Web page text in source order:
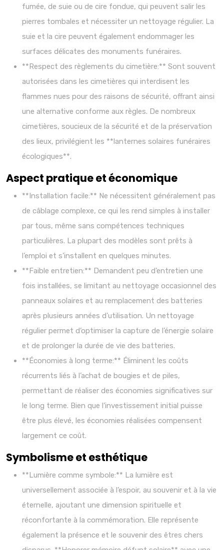
fumée, de suie ou de cire fondue, qui peuvent salir les
pierres tombales et nécessiter un nettoyage régulier. La
suie et la cire peuvent également endommager les
surfaces délicates des monuments funéraires.
**Respect des règlements du cimetière:** Sont souvent
autorisées dans les cimetières qui interdisent les
flammes nues pour des raisons de sécurité, offrant ainsi
une alternative conforme aux règles. De nombreux
cimetières, soucieux de la sécurité et de la préservation
des lieux, privilégient les **lanternes solaires funéraires
écologiques**.
Aspect pratique et économique
**Installation facile:** Ne nécessitent généralement pas
de câblage complexe, ce qui les rend simples à installer
par tous, même sans compétences techniques
particulières. La plupart des modèles sont prêts à
l’emploi et s’installent en quelques minutes.
**Faible entretien:** Demandent peu d’entretien une
fois installées, se limitant au nettoyage occasionnel des
panneaux solaires et au remplacement des batteries
après plusieurs années d’utilisation. Un nettoyage
régulier permet d’optimiser la capture de l’énergie solaire
et de prolonger la durée de vie des batteries.
**Économies à long terme:** Éliminent les coûts
récurrents liés à l’achat de bougies et de piles,
permettant de réaliser des économies significatives sur
le long terme. Bien que l’investissement initial puisse
être plus élevé, les économies réalisées compensent
largement ce coût.
Symbolisme et esthétique
**Lumière comme symbole:** La lumière est
universellement associée à l’espoir, au souvenir et à la vie
éternelle, ajoutant une dimension spirituelle et
réconfortante à la commémoration. Elle représente
également la présence et le souvenir des êtres chers